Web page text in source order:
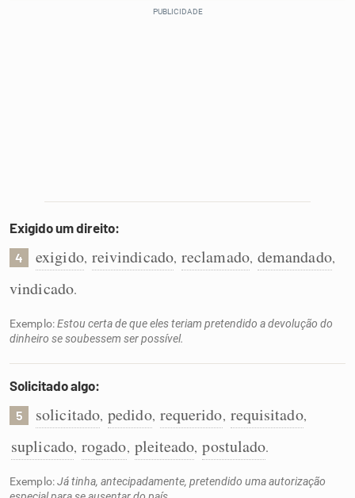
Exigido um direito:
4 exigido, reivindicado, reclamado, demandado,
vindicado.
Exemplo:Estou certa de que eles teriam pretendido a devolução do
dinheiro se soubessem ser possível.
Solicitado algo:
5 solicitado, pedido, requerido, requisitado,
suplicado, rogado, pleiteado, postulado.
Exemplo:Já tinha, antecipadamente, pretendido uma autorização